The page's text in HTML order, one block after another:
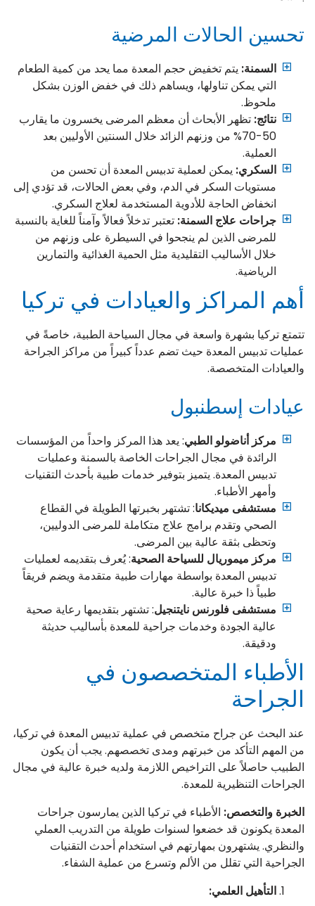
تحسين الحالات المرضية
السمنة: يتم تخفيض حجم المعدة مما يحد من كمية الطعام
التي يمكن تناولها، ويساهم ذلك في خفض الوزن بشكل
ملحوظ.
نتائج: تظهر الأبحاث أن معظم المرضى يخسرون ما يقارب
50-70% من وزنهم الزائد خلال السنتين الأوليين بعد
العملية.
السكري: يمكن لعملية تدبيس المعدة أن تحسن من
مستويات السكر في الدم، وفي بعض الحالات، قد تؤدي إلى
انخفاض الحاجة للأدوية المستخدمة لعلاج السكري.
جراحات علاج السمنة: تعتبر تدخلاً فعالاً وآمناً للغاية بالنسبة
للمرضى الذين لم ينجحوا في السيطرة على وزنهم من
خلال الأساليب التقليدية مثل الحمية الغذائية والتمارين
الرياضية.
أهم المراكز والعيادات في تركيا
تتمتع تركيا بشهرة واسعة في مجال السياحة الطبية، خاصةً في
عمليات تدبيس المعدة حيث تضم عدداً كبيراً من مراكز الجراحة
والعيادات المتخصصة.
عيادات إسطنبول
مركز أناضولو الطبي: يعد هذا المركز واحداً من المؤسسات
الرائدة في مجال الجراحات الخاصة بالسمنة وعمليات
تدبيس المعدة. يتميز بتوفير خدمات طبية بأحدث التقنيات
وأمهر الأطباء.
مستشفى ميديكانا: تشتهر بخبرتها الطويلة في القطاع
الصحي وتقدم برامج علاج متكاملة للمرضى الدوليين،
وتحظى بثقة عالية بين المرضى.
مركز ميموريال للسياحة الصحية: يُعرف بتقديمه لعمليات
تدبيس المعدة بواسطة مهارات طبية متقدمة ويضم فريقاً
طبياً ذا خبرة عالية.
مستشفى فلورنس نايتنجيل: تشتهر بتقديمها رعاية صحية
عالية الجودة وخدمات جراحية للمعدة بأساليب حديثة
ودقيقة.
الأطباء المتخصصون في
الجراحة
عند البحث عن جراح متخصص في عملية تدبيس المعدة في تركيا،
من المهم التأكد من خبرتهم ومدى تخصصهم. يجب أن يكون
الطبيب حاصلاً على التراخيص اللازمة ولديه خبرة عالية في مجال
الجراحات التنظيرية للمعدة.
الخبرة والتخصص: الأطباء في تركيا الذين يمارسون جراحات
المعدة يكونون قد خضعوا لسنوات طويلة من التدريب العملي
والنظري. يشتهرون بمهارتهم في استخدام أحدث التقنيات
الجراحية التي تقلل من الألم وتسرع من عملية الشفاء.
التأهيل العلمي: